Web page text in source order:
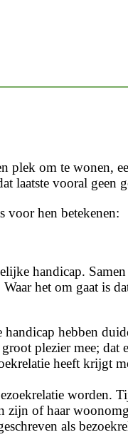
plek om te wonen,
laatste vooral geen
voor hen betekenen:
handicap.
het om gaat is
hebben
plezier mee;
heeft krijgt
worden.
of haar
als